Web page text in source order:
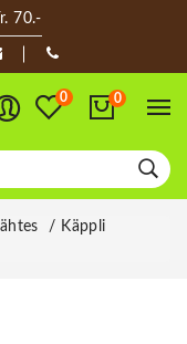
70.-
0 0
Käppli